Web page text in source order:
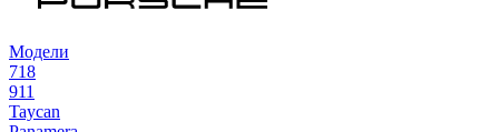
Модели
718
911
Taycan